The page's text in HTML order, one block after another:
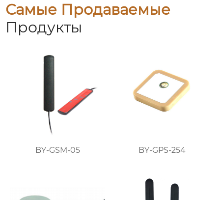
Самые Продаваемые
Продукты
BY-GSM-05 BY-GPS-254